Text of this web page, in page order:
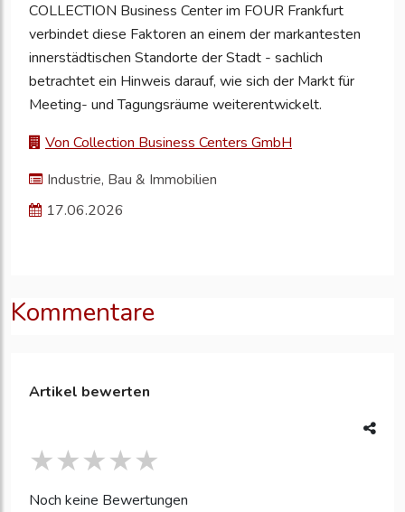
COLLECTION Business Center im FOUR Frankfurt
verbindet diese Faktoren an einem der markantesten
innerstädtischen Standorte der Stadt - sachlich
betrachtet ein Hinweis darauf, wie sich der Markt für
Meeting- und Tagungsräume weiterentwickelt.
Von Collection Business Centers GmbH
Industrie, Bau & Immobilien
17.06.2026
Kommentare
Artikel bewerten
Noch keine Bewertungen